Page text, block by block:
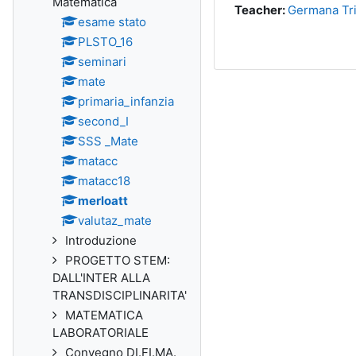
Teacher: Germana
esame stato
PLSTO_16
seminari
mate
primaria_infanzia
second_I
SSS _Mate
matacc
matacc18
merloatt
valutaz_mate
Introduzione
PROGETTO STEM:
DALL'INTER ALLA
TRANSDISCIPLINARITA'
MATEMATICA
LABORATORIALE
Convegno DI.FI.MA.